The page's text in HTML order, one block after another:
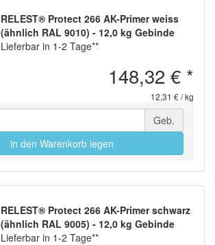
RELEST® Protect 266 AK-Primer weiss
(ähnlich RAL 9010) - 12,0 kg Gebinde
Lieferbar in 1-2 Tage**
148,32 € *
12,31 € / kg
Geb.
in den Warenkorb legen
RELEST® Protect 266 AK-Primer schwarz
(ähnlich RAL 9005) - 12,0 kg Gebinde
Lieferbar in 1-2 Tage**